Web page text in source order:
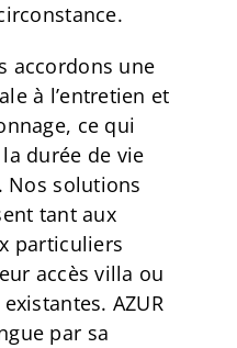
accordons une
à l’entretien et
ce qui
durée de vie
Nos solutions
tant aux
particuliers
accès villa ou
AZUR
par sa